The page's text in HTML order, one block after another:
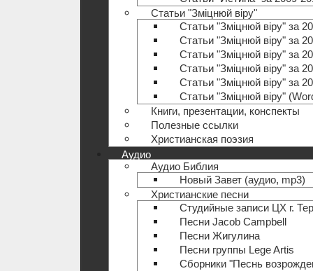
Статьи "Зміцнюй віру"
Статьи "Зміцнюй віру" за
Статьи "Зміцнюй віру" за
Статьи "Зміцнюй віру" за
Статьи "Зміцнюй віру" за
Статьи "Зміцнюй віру" за
Статьи "Зміцнюй віру"
Книги, презентации, конспекты
Полезные ccылки
Христианская поэзия
Аудио
Аудио Библия
Новый Завет (аудио, mp3)
Христианские песни
Студийные записи ЦХ г.
Песни Jacob Campbell
Песни Жигулина
Песни группы Lege Artis
Сборники "Песнь